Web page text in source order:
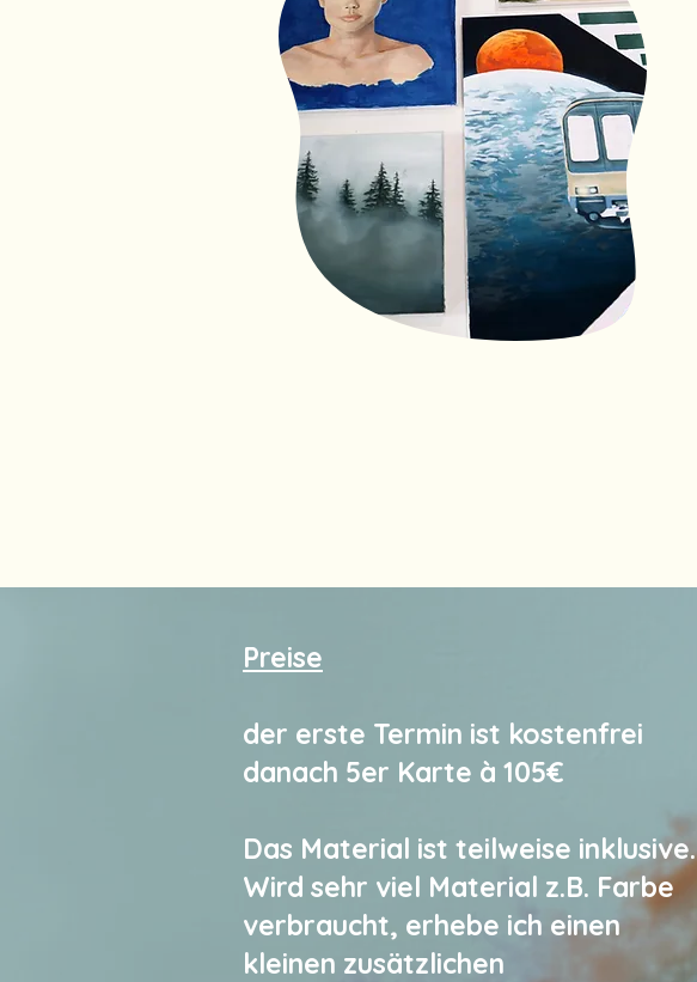
Preise
der erste Termin ist kostenfrei
danach 5er Karte à 105€
Das Material ist teilweise inklusive.
Wird sehr viel Material z.B. Farbe
verbraucht, erhebe ich einen
kleinen zusätzlichen